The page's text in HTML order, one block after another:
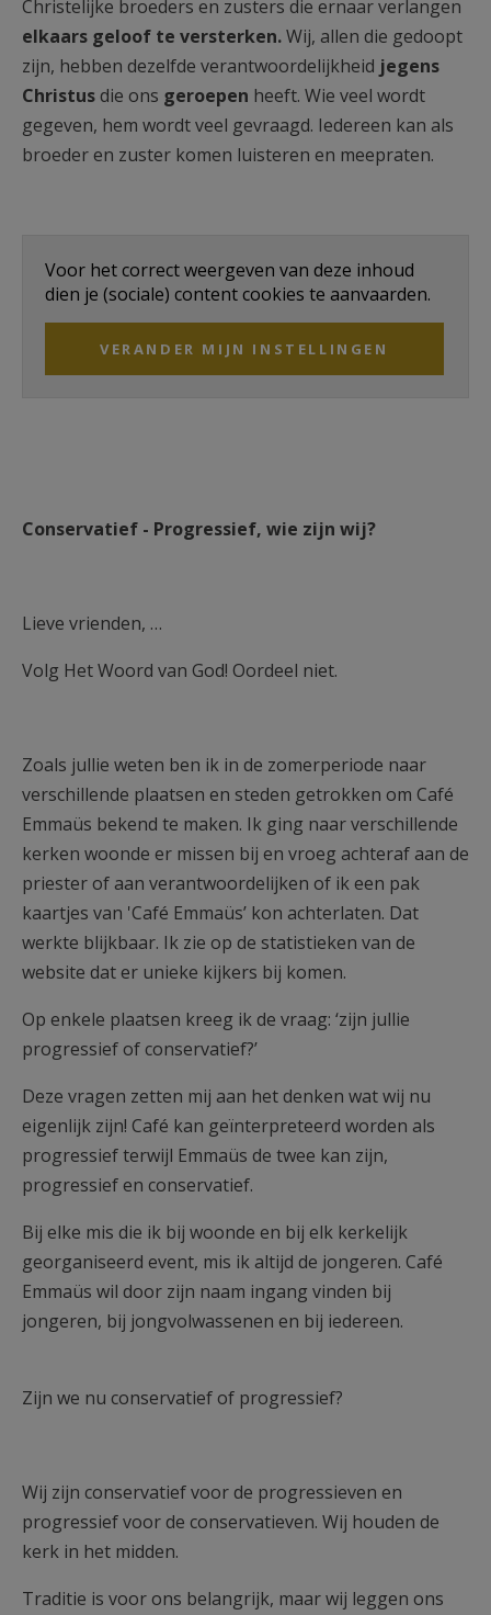
Christelijke broeders en zusters die ernaar verlangen
elkaars geloof te versterken.Wij, allen die gedoopt
zijn, hebben dezelfde verantwoordelijkheid jegens
Christusdie ons geroepen heeft. Wie veel wordt
gegeven, hem wordt veel gevraagd. Iedereen kan als
broeder en zuster komen luisteren en meepraten.
Voor het correct weergeven van deze inhoud
dien je (sociale) content cookies te aanvaarden.
VERANDER MIJN INSTELLINGEN
Conservatief - Progressief, wie zijn wij?
Lieve vrienden, …
Volg Het Woord van God! Oordeel niet.
Zoals jullie weten ben ik in de zomerperiode naar
verschillende plaatsen en steden getrokken om Café
Emmaüs bekend te maken. Ik ging naar verschillende
kerken woonde er missen bij en vroeg achteraf aan de
priester of aan verantwoordelijken of ik een pak
kaartjes van 'Café Emmaüs’ kon achterlaten. Dat
werkte blijkbaar. Ik zie op de statistieken van de
website dat er unieke kijkers bij komen.
Op enkele plaatsen kreeg ik de vraag: ‘zijn jullie
progressief of conservatief?’
Deze vragen zetten mij aan het denken wat wij nu
eigenlijk zijn! Café kan geïnterpreteerd worden als
progressief terwijl Emmaüs de twee kan zijn,
progressief en conservatief.
Bij elke mis die ik bij woonde en bij elk kerkelijk
georganiseerd event, mis ik altijd de jongeren. Café
Emmaüs wil door zijn naam ingang vinden bij
jongeren, bij jongvolwassenen en bij iedereen.
Zijn we nu conservatief of progressief?
Wij zijn conservatief voor de progressieven en
progressief voor de conservatieven. Wij houden de
kerk in het midden.
Traditie is voor ons belangrijk, maar wij leggen ons